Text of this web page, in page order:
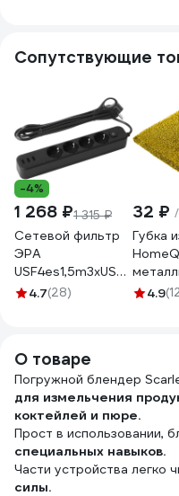
Сопутствующие
-4%
1 268 ₽1 315 ₽
Сетевой фильтр
ЭРА
USF4es1,5m3xUSBAB
с базовой
розетки, 3xUSB
Б0059568
4.7(28)
32 ₽
Губка
нитью
4.9
О товаре
Погружной блендер
для измельчения
коктейлей и пюре.
Прост в использовании,
специальных навыков.
Части устройства легко
силы.